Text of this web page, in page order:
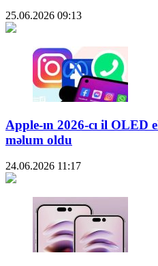
25.06.2026 09:13
Apple-ın 2026-cı il OLED
məlum oldu
24.06.2026 11:17